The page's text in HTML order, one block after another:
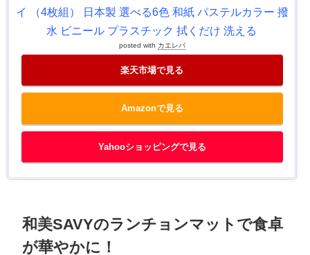
イ （4枚組） 日本製 選べる6色 和紙 パステルカラー 撥
水 ビニール プラスチック 拭くだけ 洗える
posted with カエレバ
楽天市場で見る
Amazonで見る
Yahooショッピングで見る
和美SAVYのランチョンマットで食卓
が華やかに！